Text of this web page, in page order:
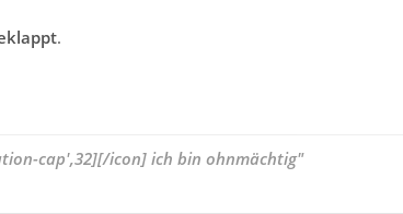
.
cap',32][/icon] ich bin ohnmächtig"